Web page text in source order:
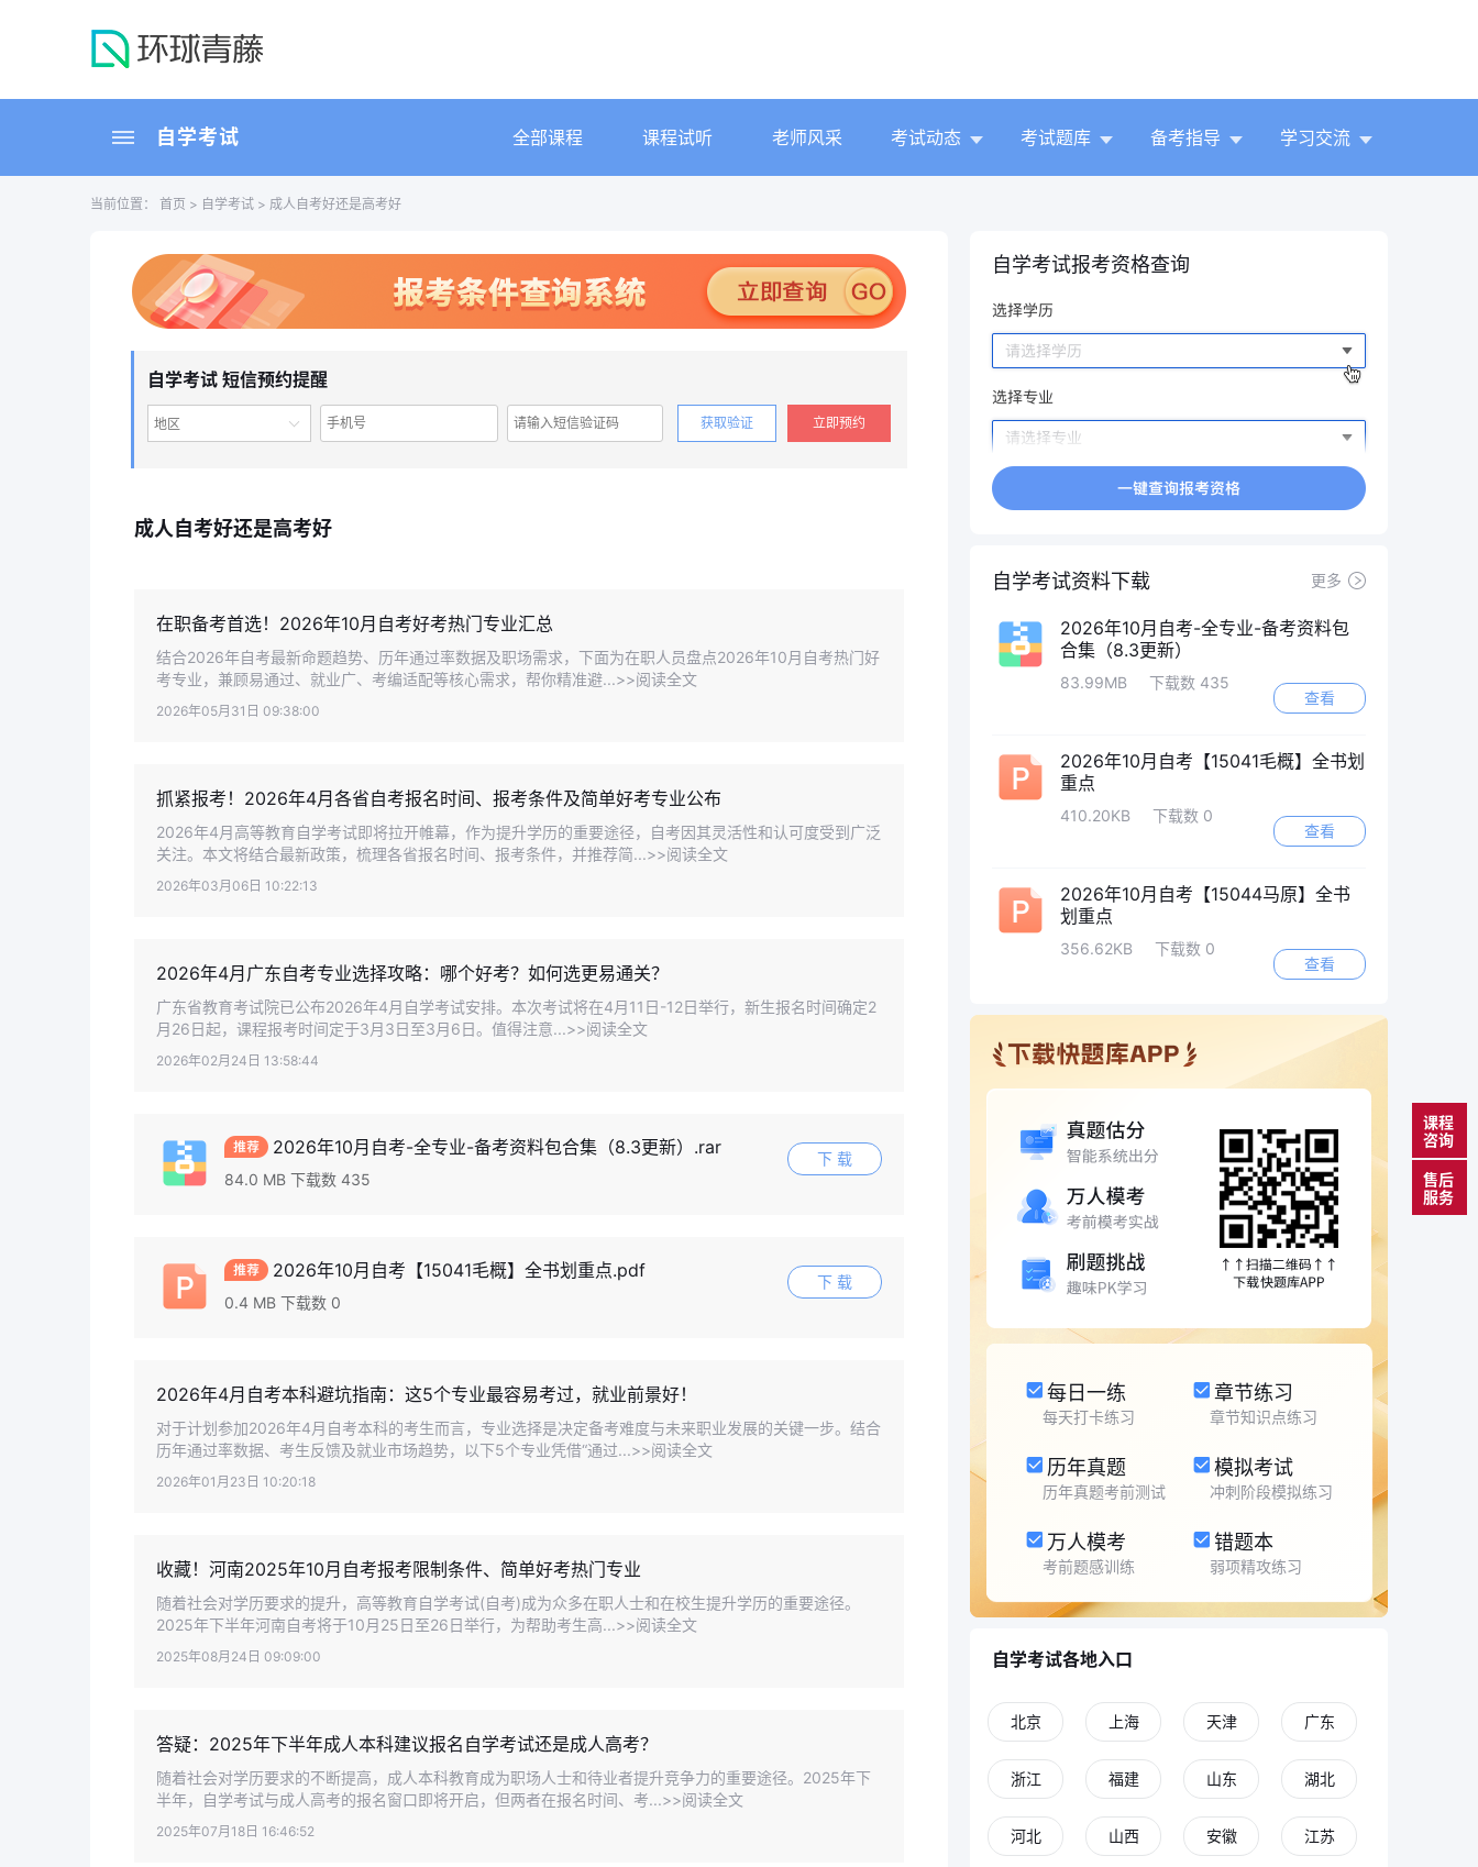
自学考试 全部课程 课程试听 老师风采 考试动态 考试题库 备考指导 学习交流
当前位置： 首页 > 自学考试 > 成人自考好还是高考好
自学考试 短信预约提醒
地区 获取验证 立即预约
成人自考好还是高考好
在职备考首选！2026年10月自考好考热门专业汇总
结合2026年自考最新命题趋势、历年通过率数据及职场需求，下面为在职人员盘点2026年10月自考热门好
考专业，兼顾易通过、就业广、考编适配等核心需求，帮你精准避...>>阅读全文
2026年05月31日 09:38:00
抓紧报考！2026年4月各省自考报名时间、报考条件及简单好考专业公布
2026年4月高等教育自学考试即将拉开帷幕，作为提升学历的重要途径，自考因其灵活性和认可度受到广泛
关注。本文将结合最新政策，梳理各省报名时间、报考条件，并推荐简...>>阅读全文
2026年03月06日 10:22:13
2026年4月广东自考专业选择攻略：哪个好考？如何选更易通关？
广东省教育考试院已公布2026年4月自学考试安排。本次考试将在4月11日-12日举行，新生报名时间确定2
月26日起，课程报考时间定于3月3日至3月6日。值得注意...>>阅读全文
2026年02月24日 13:58:44
2026年10月自考-全专业-备考资料包合集（8.3更新）.rar
84.0 MB 下载数 435
下 载
2026年10月自考【15041毛概】全书划重点.pdf
0.4 MB 下载数 0
下 载
2026年4月自考本科避坑指南：这5个专业最容易考过，就业前景好！
对于计划参加2026年4月自考本科的考生而言，专业选择是决定备考难度与未来职业发展的关键一步。结合
历年通过率数据、考生反馈及就业市场趋势，以下5个专业凭借“通过...>>阅读全文
2026年01月23日 10:20:18
收藏！河南2025年10月自考报考限制条件、简单好考热门专业
随着社会对学历要求的提升，高等教育自学考试(自考)成为众多在职人士和在校生提升学历的重要途径。
2025年下半年河南自考将于10月25日至26日举行，为帮助考生高...>>阅读全文
2025年08月24日 09:09:00
答疑：2025年下半年成人本科建议报名自学考试还是成人高考？
随着社会对学历要求的不断提高，成人本科教育成为职场人士和待业者提升竞争力的重要途径。2025年下
半年，自学考试与成人高考的报名窗口即将开启，但两者在报名时间、考...>>阅读全文
2025年07月18日 16:46:52
自学考试报考资格查询
自学考试资料下载 更多
2026年10月自考-全专业-备考资料包
合集（8.3更新）
83.99MB
下载数 435
查看
2026年10月自考【15041毛概】全书划
重点
410.20KB
下载数 0
查看
2026年10月自考【15044马原】全书
划重点
356.62KB
下载数 0
查看
每日一练
每天打卡练习
章节练习
章节知识点练习
历年真题
历年真题考前测试
模拟考试
冲刺阶段模拟练习
万人模考
考前题感训练
错题本
弱项精攻练习
自学考试各地入口
北京 上海 天津 广东
浙江 福建 山东 湖北
河北 山西 安徽 江苏
课程
咨询
售后
服务